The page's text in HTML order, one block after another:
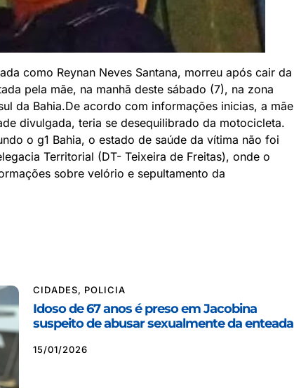
como Reynan Neves Santana, morreu após cair da
pela mãe, na manhã deste sábado (7), na zona
da Bahia.De acordo com informações inicias, a mãe
divulgada, teria se desequilibrado da motocicleta.
o g1 Bahia, o estado de saúde da vítima não foi
Territorial (DT- Teixeira de Freitas), onde o
sobre velório e sepultamento da
CIDADES, POLICIA
Idoso de 67 anos é preso em Jacobina
suspeito de abusar sexualmente da enteada
15/01/2026